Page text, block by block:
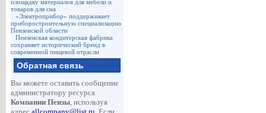
площадку материалов для мебели и
товаров для сна
«Электроприбор» поддерживает
приборостроительную специализацию
Пензенской области
Пензенская кондитерская фабрика
сохраняет исторический бренд в
современной пищевой отрасли
Обратная связь
Вы можете оставить сообщение
администратору ресурса
Компании Пензы, используя